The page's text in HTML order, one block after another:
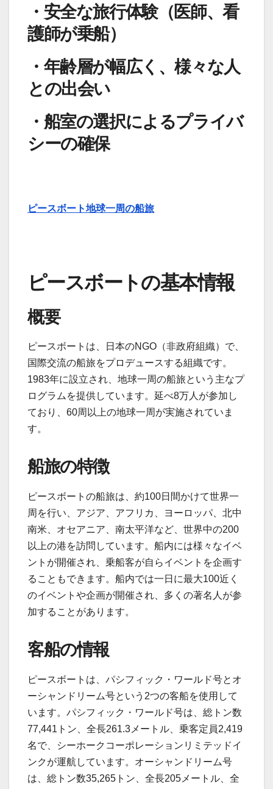
・安全な旅行体験（医師、看
護師が乗船）
・年齢層が幅広く、様々な人
との出会い
・船室の選択によるプライバ
シーの確保
ピースボート地球一周の船旅
ピースボートの基本情報
概要
ピースボートは、日本のNGO（非政府組織）で、
国際交流の船旅をプロデュースする組織です。
1983年に設立され、地球一周の船旅という主なプ
ログラムを提供しています。延べ8万人が参加し
ており、60周以上の地球一周が実施されていま
す。
船旅の特徴
ピースボートの船旅は、約100日間かけて世界一
周を行い、アジア、アフリカ、ヨーロッパ、北中
南米、オセアニア、南太平洋など、世界中の200
以上の港を訪問しています。船内には様々なイベ
ントが開催され、乗船客が自らイベントを企画す
ることもできます。船内では一日に最大100近く
のイベントや企画が開催され、多くの著名人が参
加することがあります。
客船の情報
ピースボートは、パシフィック・ワールド号とオ
ーシャンドリーム号という2つの客船を使用して
います。パシフィック・ワールド号は、総トン数
77,441トン、全長261.3メートル、乗客定員2,419
名で、シーホークコーポレーションリミテッドイ
ンクが運航しています。オーシャンドリーム号
は、総トン数35,265トン、全長205メートル、全